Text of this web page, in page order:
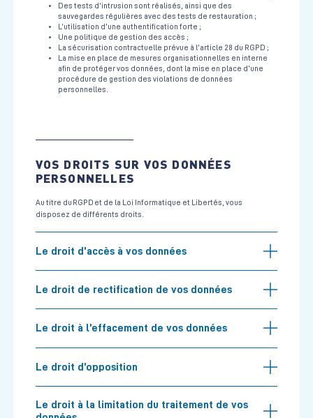
Des tests d’intrusion sont réalisés, ainsi que des
sauvegardes régulières avec des tests de restauration ;
L’utilisation d’une authentification forte ;
Une politique de gestion des accès ;
La sécurisation contractuelle prévue à l’article 28 du RGPD ;
La mise en place de mesures organisationnelles en interne
afin de protéger vos données, dont la mise en place d’une
procédure de gestion des violations de données
personnelles.
VOS DROITS SUR VOS DONNÉES
PERSONNELLES
Au titre du RGPD et de la Loi Informatique et Libertés, vous
disposez de différents droits.
Le droit d’accès à vos données
Le droit de rectification de vos données
Le droit à l’effacement de vos données
Le droit d’opposition
Le droit à la limitation du traitement de vos